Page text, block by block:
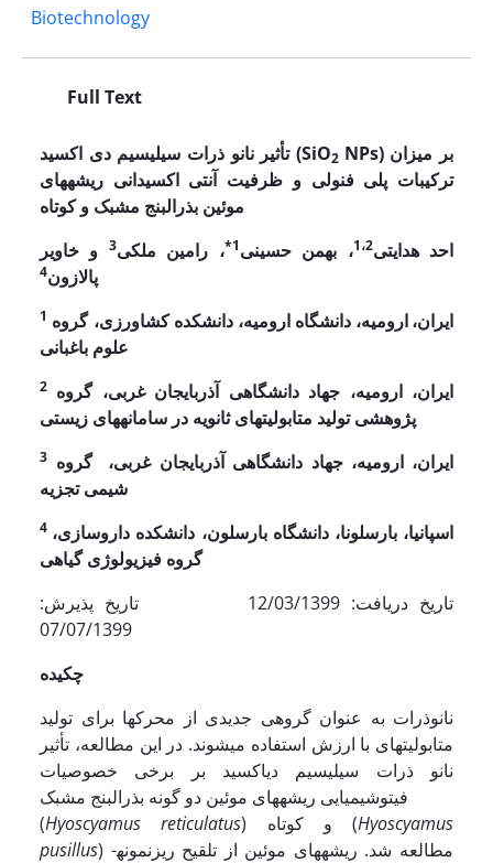
Biotechnology
Full Text
تأثیر نانو ذرات سیلیسیم دی اکسید(SiO2 NPs)بر میزان
ترکیبات پلی فنولی و ظرفیت آنتی اکسیدانی ریشه­های
موئین بذرالبنج مشبک و کوتاه
احد هدایتی1،2، بهمن حسینی1* ، رامین ملکی3 و خاویر
پالازون4
1 ایران،ارومیه، دانشگاه ارومیه، دانشکده کشاورزی، گروه
علوم باغبانی
2 ایران،ارومیه، جهاد دانشگاهی آذربایجان غربی، گروه
پژوهشی تولید متابولیت­های ثانویه در سامانه­های زیستی
3 ایران، ارومیه،جهاد دانشگاهی آذربایجان غربی،
گروه
شیمی تجزیه
4 اسپانیا، بارسلونا، دانشگاه بارسلون، دانشکده داروسازی،
گروه فیزیولوژی گیاهی
تاریخ دریافت: 12/03/1399 تاریخ پذیرش:
07/07/1399
چکیده
نانوذرات به عنوان گروهی جدیدی از محرک­ها برای تولید
متابولیت­های با ارزش استفاده می­شوند. در این مطالعه، تأثیر
نانو ذرات سیلیسیم دی­اکسید بر برخی خصوصیات
فیتوشیمیایی ریشه­های موئین دو گونه بذرالبنج مشبک
(Hyoscyamus reticulatus ) و کوتاه (Hyoscyamus
pusillus) مطالعه شد. ریشه­های موئین از تلقیح ریزنمونه­